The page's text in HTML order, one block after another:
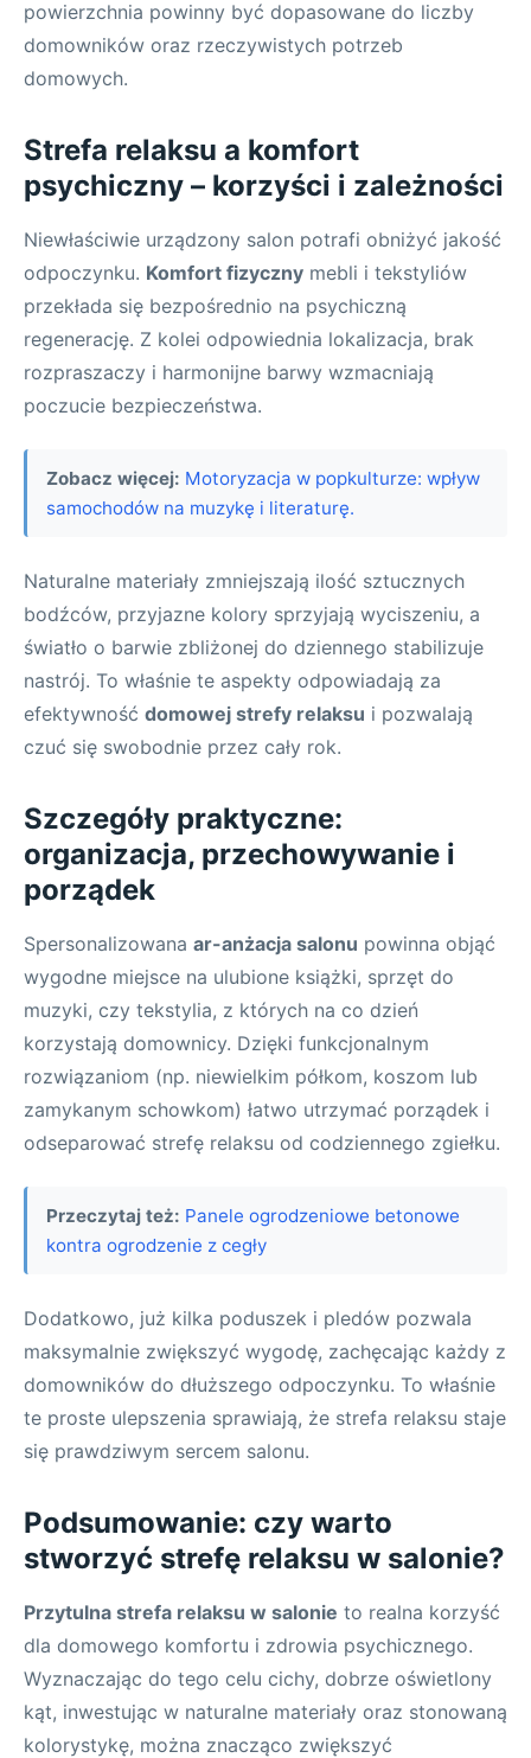
powierzchnia powinny być dopasowane do liczby
domowników oraz rzeczywistych potrzeb
domowych.
Strefa relaksu a komfort
psychiczny – korzyści i zależności
Niewłaściwie urządzony salon potrafi obniżyć jakość
odpoczynku. Komfort fizyczny mebli i tekstyliów
przekłada się bezpośrednio na psychiczną
regenerację. Z kolei odpowiednia lokalizacja, brak
rozpraszaczy i harmonijne barwy wzmacniają
poczucie bezpieczeństwa.
Zobacz więcej: Motoryzacja w popkulturze: wpływ
samochodów na muzykę i literaturę.
Naturalne materiały zmniejszają ilość sztucznych
bodźców, przyjazne kolory sprzyjają wyciszeniu, a
światło o barwie zbliżonej do dziennego stabilizuje
nastrój. To właśnie te aspekty odpowiadają za
efektywność domowej strefy relaksu i pozwalają
czuć się swobodnie przez cały rok.
Szczegóły praktyczne:
organizacja, przechowywanie i
porządek
Spersonalizowana ar-anżacja salonu powinna objąć
wygodne miejsce na ulubione książki, sprzęt do
muzyki, czy tekstylia, z których na co dzień
korzystają domownicy. Dzięki funkcjonalnym
rozwiązaniom (np. niewielkim półkom, koszom lub
zamykanym schowkom) łatwo utrzymać porządek i
odseparować strefę relaksu od codziennego zgiełku.
Przeczytaj też: Panele ogrodzeniowe betonowe
kontra ogrodzenie z cegły
Dodatkowo, już kilka poduszek i pledów pozwala
maksymalnie zwiększyć wygodę, zachęcając każdy z
domowników do dłuższego odpoczynku. To właśnie
te proste ulepszenia sprawiają, że strefa relaksu staje
się prawdziwym sercem salonu.
Podsumowanie: czy warto
stworzyć strefę relaksu w salonie?
Przytulna strefa relaksu w salonie to realna korzyść
dla domowego komfortu i zdrowia psychicznego.
Wyznaczając do tego celu cichy, dobrze oświetlony
kąt, inwestując w naturalne materiały oraz stonowaną
kolorystykę, można znacząco zwiększyć